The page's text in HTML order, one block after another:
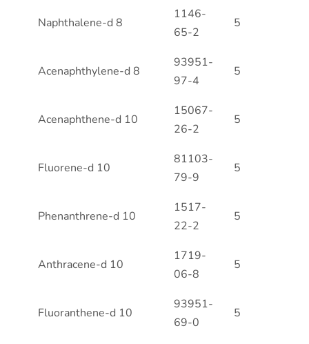
CAS
(µg/ml)
Naphthalene-d 8
1146-
65-2
5
Acenaphthylene-d 8
93951-
97-4
5
Acenaphthene-d 10
15067-
26-2
5
Fluorene-d 10
81103-
79-9
5
Phenanthrene-d 10
1517-
22-2
5
Anthracene-d 10
1719-
06-8
5
Fluoranthene-d 10
93951-
69-0
5